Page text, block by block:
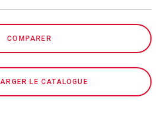
COMPARER
LE CATALOGUE